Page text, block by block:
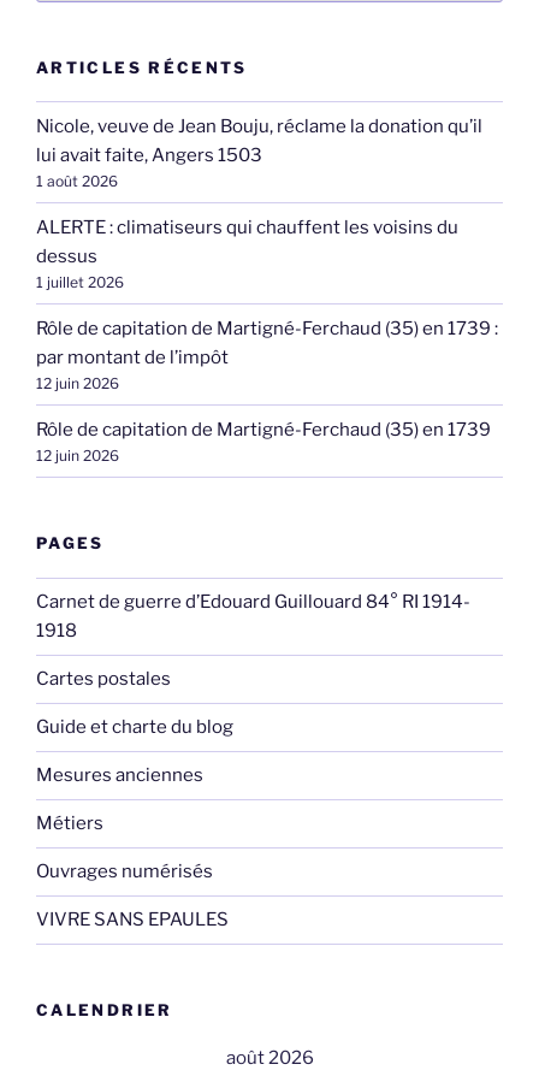
ARTICLES RÉCENTS
Nicole, veuve de Jean Bouju, réclame la donation qu’il
lui avait faite, Angers 1503
1 août 2026
ALERTE : climatiseurs qui chauffent les voisins du
dessus
1 juillet 2026
Rôle de capitation de Martigné-Ferchaud (35) en 1739 :
par montant de l’impôt
12 juin 2026
Rôle de capitation de Martigné-Ferchaud (35) en 1739
12 juin 2026
PAGES
Carnet de guerre d’Edouard Guillouard 84° RI 1914-
1918
Cartes postales
Guide et charte du blog
Mesures anciennes
Métiers
Ouvrages numérisés
VIVRE SANS EPAULES
CALENDRIER
août 2026